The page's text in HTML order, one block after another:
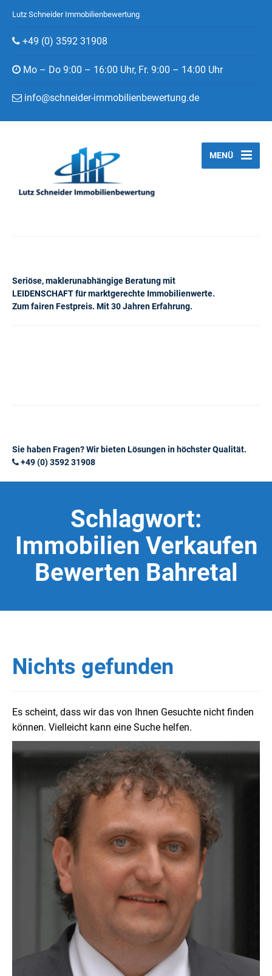
Lutz Schneider Immobilienbewertung
+49 (0) 3592 31908
Mo – Do 9:00 – 16:00 Uhr, Fr. 9:00 – 14:00 Uhr
info@schneider-immobilienbewertung.de
Seriöse, maklerunabhängige Beratung mit
LEIDENSCHAFT für marktgerechte Immobilienwerte.
Zum fairen Festpreis. Mit 30 Jahren Erfahrung.
MENÜ
Sie haben Fragen? Wir bieten Lösungen in höchster Qualität.
+49 (0) 3592 31908
Schlagwort:
Immobilien Verkaufen
Bewerten Bahretal
Nichts gefunden
Es scheint, dass wir das von Ihnen Gesuchte nicht finden
können. Vielleicht kann eine Suche helfen.